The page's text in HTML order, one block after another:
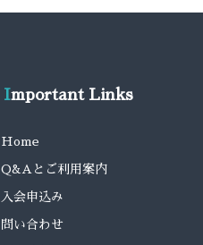
Important Links
Home
Q&Aとご利用案内
入会申込み
問い合わせ